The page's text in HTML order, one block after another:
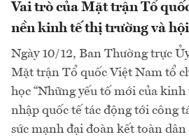
Vai trò của Mặt trận Tổ
nền kinh tế thị trường và
Ngày 10/12, Ban Thường trực
Mặt trận Tổ quốc Việt Nam tổ
học “Những yếu tố mới của
nhập quốc tế tác động tới công
sức mạnh đại đoàn kết toàn